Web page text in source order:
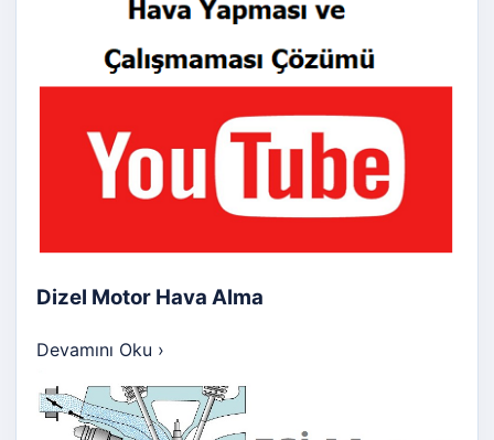
Dizel Motor Hava Alma
Devamını Oku ›